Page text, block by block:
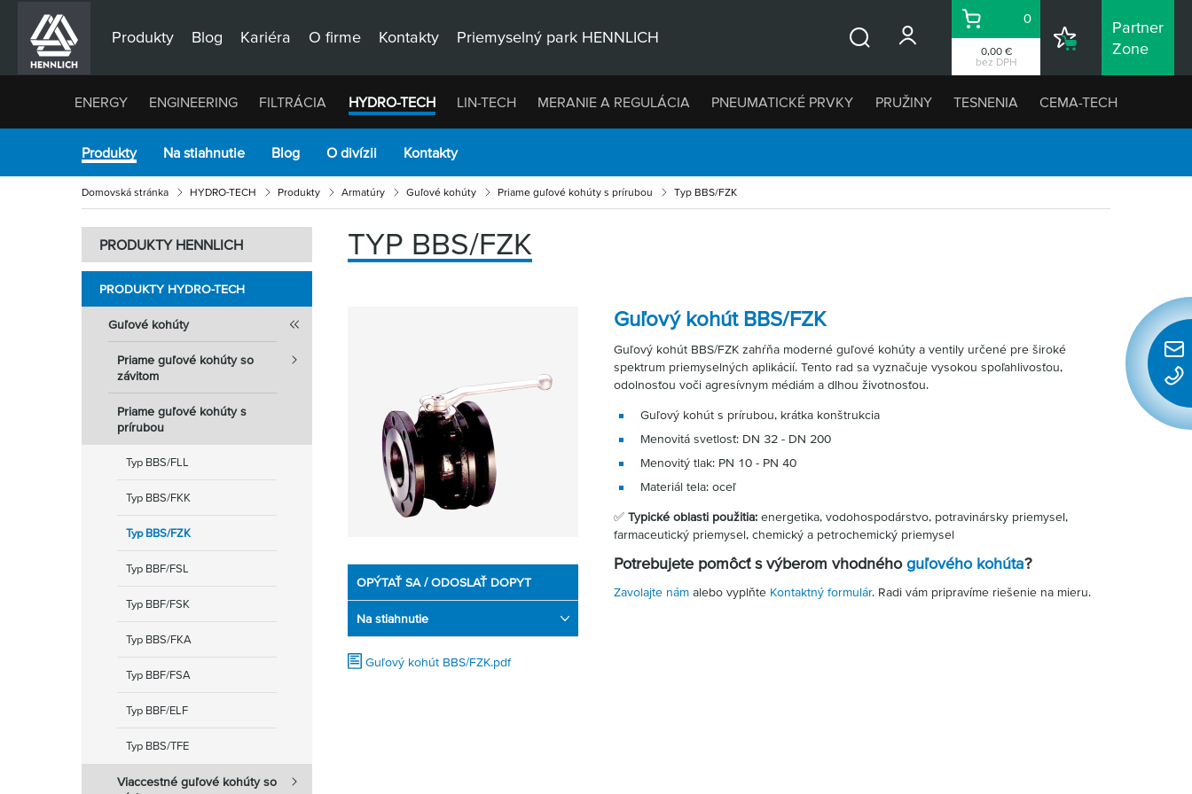
Produkty Blog Kariéra O firme Kontakty Priemyselný park HENNLICH
0,00 €
bez DPH
Košík
0
Nákupný
Partner
Zone
ENERGY ENGINEERING FILTRÁCIA HYDRO-TECH LIN-TECH MERANIE A REGULÁCIA PNEUMATICKÉ PRVKY PRUŽINY TESNENIA CEMA-TECH
Produkty Na stiahnutie Blog O divízii Kontakty
Domovská stránka HYDRO-TECH Produkty Armatúry Guľové kohúty Priame guľové kohúty s prírubou Typ BBS/FZK
PRODUKTY HENNLICH
PRODUKTY HYDRO-TECH
Guľové kohúty
Priame guľové kohúty so
závitom
Priame guľové kohúty s
prírubou
Typ BBS/FLL
Typ BBS/FKK
Typ BBS/FZK
Typ BBF/FSL
Typ BBF/FSK
Typ BBS/FKA
Typ BBF/FSA
Typ BBF/ELF
Typ BBS/TFE
Viaccestné guľové kohúty so
TYP BBS/FZK
OPÝTAŤ SA / ODOSLAŤ DOPYT
Na stiahnutie
Guľový kohút BBS/FZK.pdf
Guľový kohút BBS/FZK
Guľový kohút BBS/FZK zahŕňa moderné guľové kohúty a ventily určené pre široké
spektrum priemyselných aplikácií. Tento rad sa vyznačuje vysokou spoľahlivosťou,
odolnosťou voči agresívnym médiám a dlhou životnosťou.
Guľový kohút s prírubou, krátka konštrukcia
Menovitá svetlosť: DN 32 - DN 200
Menovitý tlak: PN 10 - PN 40
Materiál tela: oceľ
✅ Typické oblasti použitia: energetika, vodohospodárstvo, potravinársky priemysel,
farmaceutický priemysel, chemický a petrochemický priemysel
Potrebujete pomôcť s výberom vhodnéhoguľového kohúta?
Zavolajte nám alebo vyplňte Kontaktný formulár. Radi vám pripravíme riešenie na mieru.